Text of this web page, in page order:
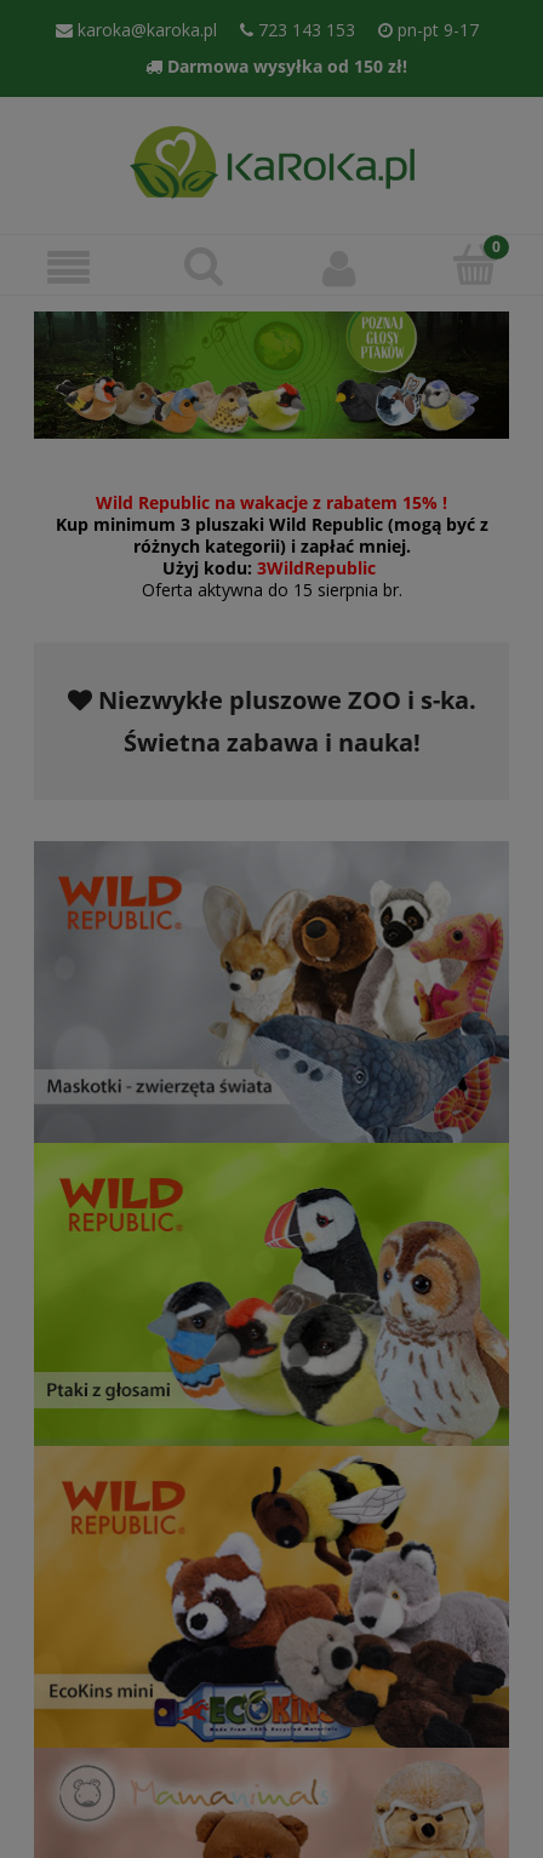
karoka@karoka.pl 723 143 153
pn-pt 9-17
Darmowa wysyłka od 150 zł!
Wild Republic na wakacje z rabatem 15% !
Kup minimum 3 pluszaki Wild Republic (mogą być z
różnych kategorii) i zapłać mniej.
Użyj kodu: 3WildRepublic
Oferta aktywna do 15 sierpnia br.
Niezwykłe pluszowe ZOO i s-ka.
Świetna zabawa i nauka!